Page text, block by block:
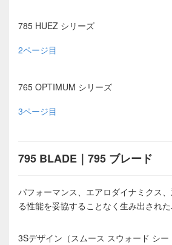
785 HUEZ シリーズ
2ページ目
765 OPTIMUM シリーズ
3ページ目
795 BLADE｜795 ブレード
パフォーマンス、エアロダイナミクス
る性能を妥協することなく生み出された
3Sデザイン（スムース スウォード シ